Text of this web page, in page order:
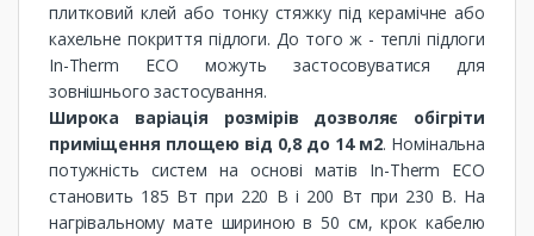
плитковий клей або тонку стяжку під керамічне або
кахельне покриття підлоги. До того ж - теплі підлоги
In-Therm ECO можуть застосовуватися для
зовнішнього застосування.
Широка варіація розмірів дозволяє обігріти
приміщення площею від 0,8 до 14 м2. Номінальна
потужність систем на основі матів In-Therm ECO
становить 185 Вт при 220 В і 200 Вт при 230 В. На
нагрівальному мате шириною в 50 см, крок кабелю